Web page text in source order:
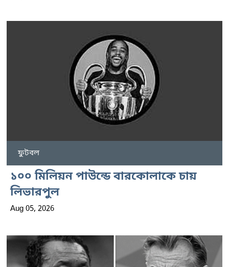
ফুটবল
১০০ মিলিয়ন পাউন্ডে বারকোলাকে চায়
লিভারপুল
Aug 05, 2026